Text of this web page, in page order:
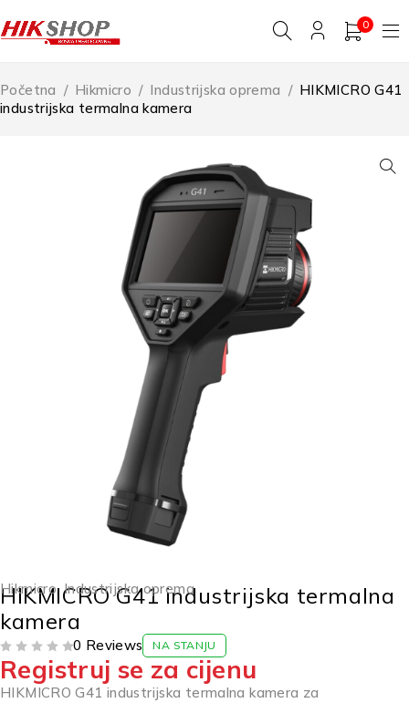
0
Početna / Hikmicro / Industrijska oprema / HIKMICRO G41
industrijska termalna kamera
Hikmicro,Industrijska oprema
HIKMICRO G41 industrijska termalna
kamera
0 Reviews NA STANJU
Registruj se za cijenu
HIKMICRO G41 industrijska termalna kamera za